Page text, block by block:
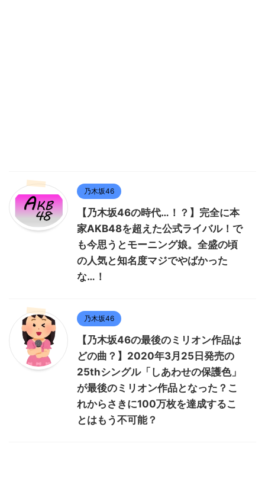
乃木坂46
【乃木坂46の時代…！？】完全に本
家AKB48を超えた公式ライバル！で
も今思うとモーニング娘。全盛の頃
の人気と知名度マジでやばかった
な…！
乃木坂46
【乃木坂46の最後のミリオン作品は
どの曲？】2020年3月25日発売の
25thシングル「しあわせの保護色」
が最後のミリオン作品となった？こ
れからさきに100万枚を達成するこ
とはもう不可能？